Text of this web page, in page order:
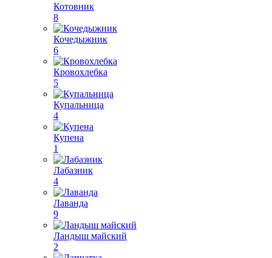
Котовник
8
Кочедыжник
6
Кровохлебка
5
Купальница
4
Купена
1
Лабазник
4
Лаванда
9
Ландыш майский
2